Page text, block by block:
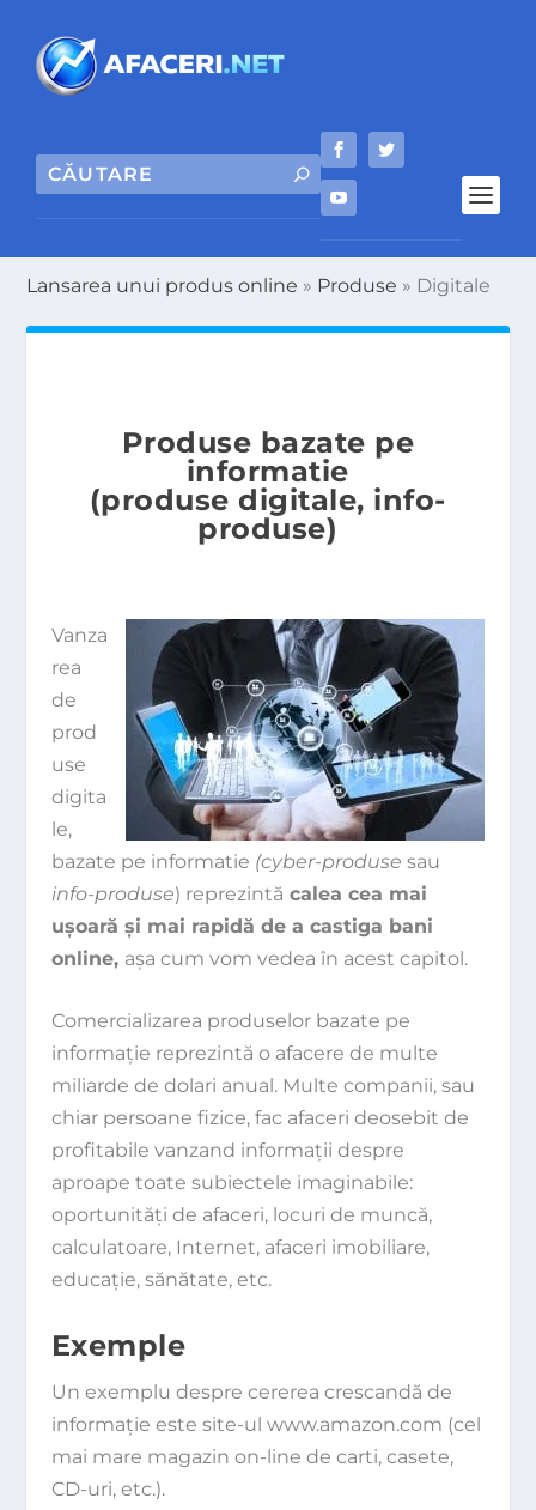
Lansarea unui produs online » Produse » Digitale
Produse bazate pe
informatie
(produse digitale, info-
produse)
Vanza
rea
de
prod
use
digita
le,
bazate pe informatie (cyber-produse sau
info-produse) reprezintă calea cea mai
uşoară şi mai rapidă de a castiga bani
online, aşa cum vom vedea în acest capitol.
Comercializarea produselor bazate pe
informaţie reprezintă o afacere de multe
miliarde de dolari anual. Multe companii, sau
chiar persoane fizice, fac afaceri deosebit de
profitabile vanzand informaţii despre
aproape toate subiectele imaginabile:
oportunităţi de afaceri, locuri de muncă,
calculatoare, Internet, afaceri imobiliare,
educaţie, sănătate, etc.
Exemple
Un exemplu despre cererea crescandă de
informaţie este site-ul www.amazon.com (cel
mai mare magazin on-line de carti, casete,
CD-uri, etc.).